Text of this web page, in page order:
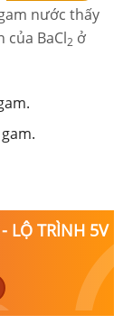
nước thấy
của BaCl­2 ở
LỘ TRÌNH 5V